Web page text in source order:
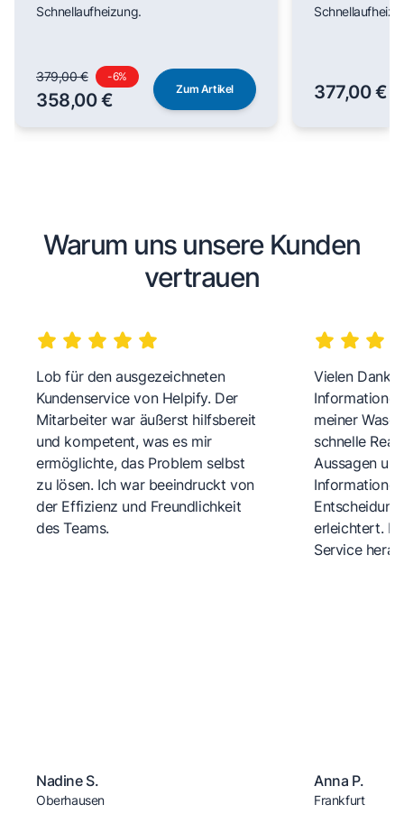
Schnellaufheizung.
379,00 € -6%
358,00 €
Zum Artikel 377,00 €
Warum uns unsere Kunden
vertrauen
Lob für den ausgezeichneten
Kundenservice von Helpify. Der
Mitarbeiter war äußerst hilfsbereit
und kompetent, was es mir
ermöglichte, das Problem selbst
zu lösen. Ich war beeindruckt von
der Effizienz und Freundlichkeit
des Teams.
Nadine S.
Oberhausen
Vielen Dank
meiner
schnelle
Aussagen
erleichtert.
Service
Anna P.
Frankfurt